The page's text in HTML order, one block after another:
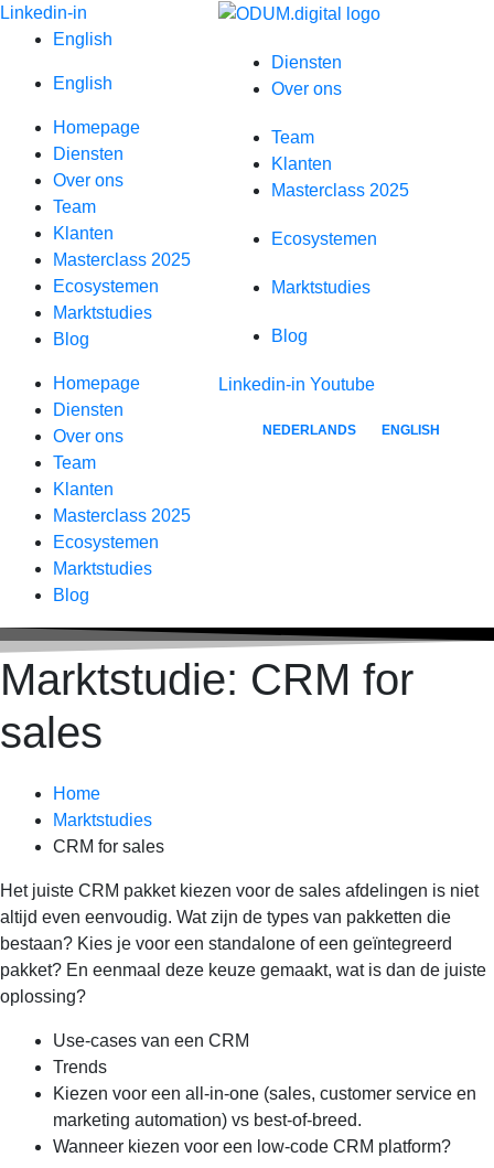
Spring
Diensten
Over ons
Team
Klanten
Masterclass 2025
Ecosystemen
Marktstudies
Blog
Linkedin-in Youtube
NEDERLANDS ENGLISH
Linkedin-in
English
English
Homepage
Diensten
Over ons
Team
Klanten
Masterclass 2025
Ecosystemen
Marktstudies
Blog
Homepage
Diensten
Over ons
Team
Klanten
Masterclass 2025
Ecosystemen
Marktstudies
Blog
Marktstudie: CRM for
sales
Home
Marktstudies
CRM for sales
Het juiste CRM pakket kiezen voor de sales afdelingen is niet
altijd even eenvoudig. Wat zijn de types van pakketten die
bestaan? Kies je voor een standalone of een geïntegreerd
pakket? En eenmaal deze keuze gemaakt, wat is dan de juiste
oplossing?
Use-cases van een CRM
Trends
Kiezen voor een all-in-one (sales, customer service en
marketing automation) vs best-of-breed.
Wanneer kiezen voor een low-code CRM platform?